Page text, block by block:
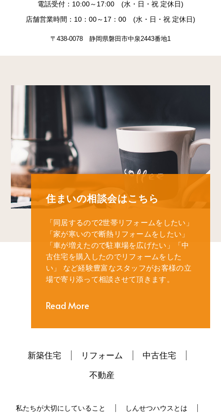
電話受付：10:00～17:00 (水・日・祝 定休日)
店舗営業時間：10：00～17：00 (水・日・祝 定休日)
〒438-0078 静岡県磐田市中泉2443番地1
住まいの相談会はこちら
「同居するので2世帯リフォームをしたい」
「家が寒いので断熱リフォームをしたい」
「車が増えたので駐車場を広げたい」
「中
古住宅を購入したのでリフォームをした
い」
など経験豊富なスタッフがお客様の立
場で寄り添って相談させて頂きます。
Read More
新築住宅 リフォーム
中古住宅
不動産
私たちが大切にしていること しんせつハウスとは